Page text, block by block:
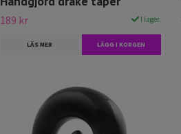
189 kr I lager.
LÄS MER LÄGG I KORGEN